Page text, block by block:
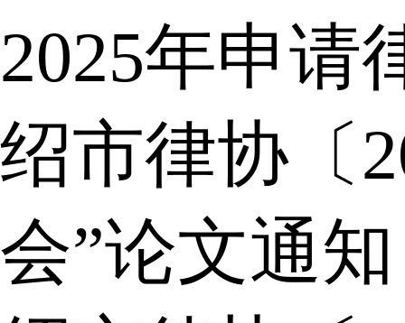
2025年申请
绍市律协〔
会”论文通知